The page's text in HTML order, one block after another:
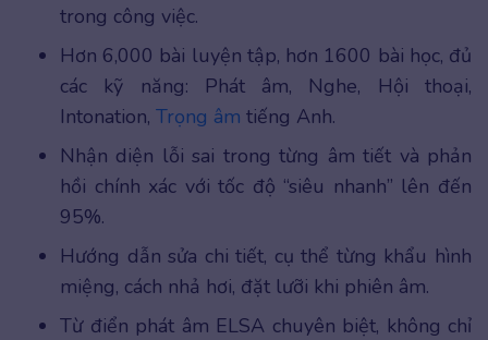
trong công việc.
Hơn 6,000 bài luyện tập, hơn 1600 bài học, đủ
các kỹ năng: Phát âm, Nghe, Hội thoại,
Intonation, Trọng âm tiếng Anh.
Nhận diện lỗi sai trong từng âm tiết và phản
hồi chính xác với tốc độ “siêu nhanh” lên đến
95%.
Hướng dẫn sửa chi tiết, cụ thể từng khẩu hình
miệng, cách nhả hơi, đặt lưỡi khi phiên âm.
Từ điển phát âm ELSA chuyên biệt, không chỉ